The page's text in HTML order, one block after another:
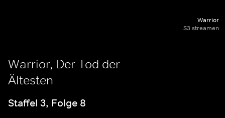
Warrior
S3 streamen
Warrior, Der Tod der
Ältesten
Staffel 3, Folge 8